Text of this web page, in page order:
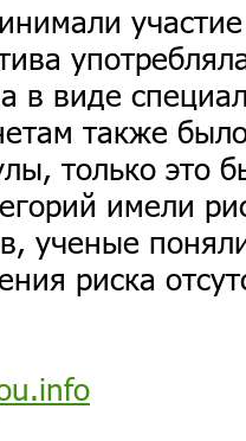
в виде
также
только это
имели
ученые
риска